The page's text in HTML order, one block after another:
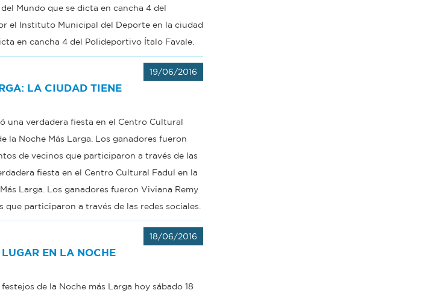
Mundo que se dicta en cancha 4 del
el Instituto Municipal del Deporte en la ciudad
en cancha 4 del Polideportivo Ítalo Favale.
19/06/2016
LA CIUDAD TIENE
una verdadera fiesta en el Centro Cultural
la Noche Más Larga. Los ganadores fueron
de vecinos que participaron a través de las
fiesta en el Centro Cultural Fadul en la
Larga. Los ganadores fueron Viviana Remy
participaron a través de las redes sociales.
18/06/2016
EN LA NOCHE
de la Noche más Larga hoy sábado 18